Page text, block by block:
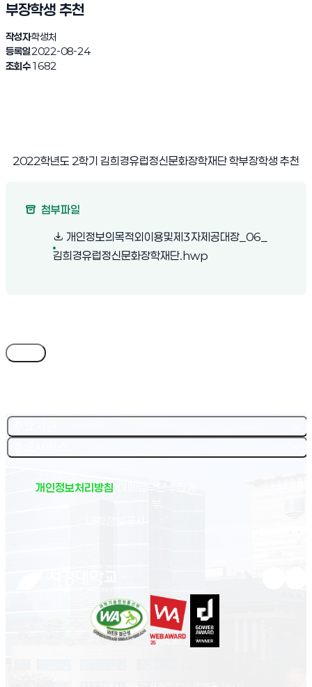
부장학생 추천
작성자학생처
등록일2022-08-24
조회수1682
2022학년도2학기 김희경유럽정신문화장학재단 학부장학생 추천
첨부파일
개인정보의목적외이용및제3자제공대장_06_
김희경유럽정신문화장학재단.hwp
개인정보처리방침